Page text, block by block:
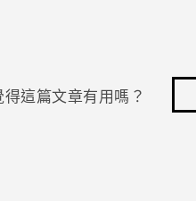
得這篇文章有用嗎？